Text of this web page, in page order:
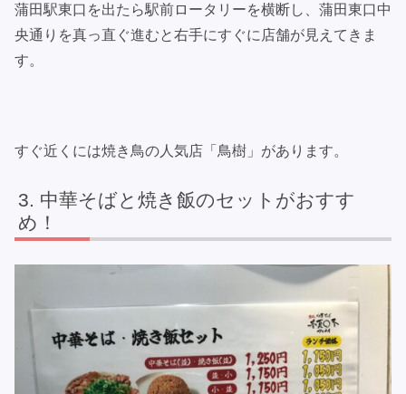
蒲田駅東口を出たら駅前ロータリーを横断し、蒲田東口中
央通りを真っ直ぐ進むと右手にすぐに店舗が見えてきま
す。
すぐ近くには焼き鳥の人気店「鳥樹」があります。
中華そばと焼き飯のセットがおすす
め！